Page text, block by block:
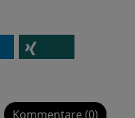
Kommentare (0)